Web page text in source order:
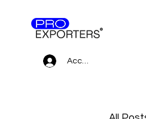
Accedi